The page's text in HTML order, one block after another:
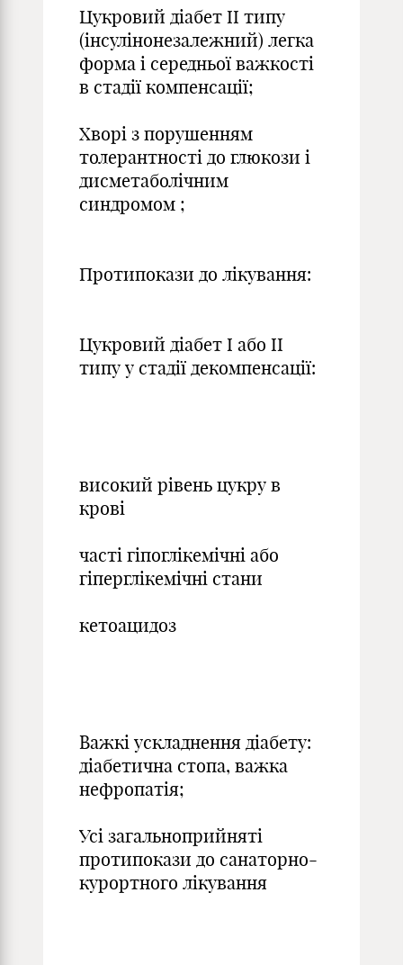
Цукровий діабет ІІ типу
(інсулінонезалежний) легка
форма і середньої важкості
в стадії компенсації;
Хворі з порушенням
толерантності до глюкози і
дисметаболічним
синдромом ;
Протипокази до лікування:
Цукровий діабет І або ІІ
типу у стадії декомпенсації:
високий рівень цукру в
крові
часті гіпоглікемічні або
гіперглікемічні стани
кетоацидоз
Важкі ускладнення діабету:
діабетична стопа, важка
нефропатія;
Усі загальноприйняті
протипокази до санаторно-
курортного лікування